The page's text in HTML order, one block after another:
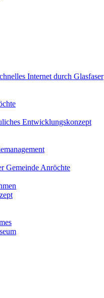
Internet durch Glasfaser
Entwicklungskonzept
Gemeinde Anröchte